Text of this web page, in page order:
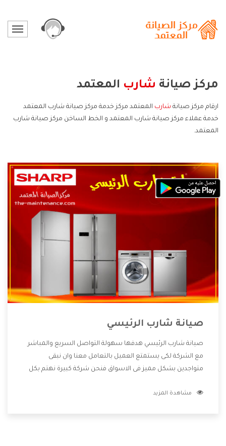
مركز صيانة شارب المعتمد
ارقام مركز صيانة شارب المعتمد مركز خدمة مركز صيانة شارب المعتمد
خدمة عملاء مركز صيانة شارب المعتمد و الخط الساخن مركز صيانة شارب
المعتمد.
صيانة شارب الرئيسي
صيانة شارب الرئيسي هدفها سهولة التواصل السريع والمباشر
مع الشركة لكى يستمتع العميل بالتعامل معنا وان نبقى
متواجدين بشكل مميز فى الاسواق فنحن شركة كبيرة نهتم بكل
الشركة بها والتى تكون منها خدمة الصيانة التى تكون من أهم
مشاهدة المزيد